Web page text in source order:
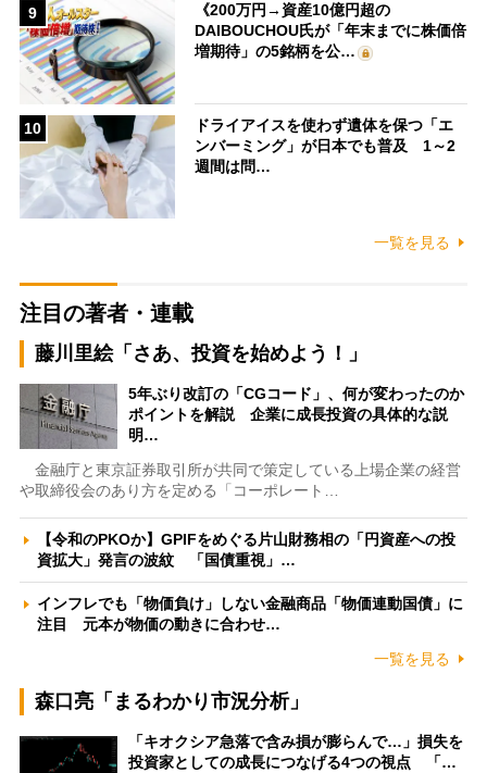
9
《200万円→資産10億円超の
DAIBOUCHOU氏が「年末までに株価倍
増期待」の5銘柄を公…
10
ドライアイスを使わず遺体を保つ「エ
ンバーミング」が日本でも普及 1～2
週間は問…
一覧を見る
注目の著者・連載
藤川里絵「さあ、投資を始めよう！」
5年ぶり改訂の「CGコード」、何が変わったのか
ポイントを解説 企業に成長投資の具体的な説
明…
金融庁と東京証券取引所が共同で策定している上場企業の経営
や取締役会のあり方を定める「コーポレート…
【令和のPKOか】GPIFをめぐる片山財務相の「円資産への投
資拡大」発言の波紋 「国債重視」…
インフレでも「物価負け」しない金融商品「物価連動国債」に
注目 元本が物価の動きに合わせ…
一覧を見る
森口亮「まるわかり市況分析」
「キオクシア急落で含み損が膨らんで…」損失を
投資家としての成長につなげる4つの視点 「…